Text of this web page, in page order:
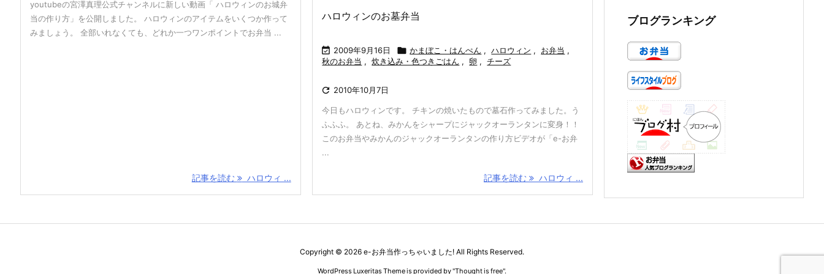
youtubeの宮澤真理公式チャンネルに新しい動画「 ハロウィンのお城弁
当の作り方」を公開しました。 ハロウィンのアイテムをいくつか作って
みましょう。 全部いれなくても、どれか一つワンポイントでお弁当 ...
記事を読む ハロウィ ...
ハロウィンのお墓弁当
 2009年9月16日  かまぼこ・はんぺん , ハロウィン , お弁当 ,
秋のお弁当 , 炊き込み・色つきごはん , 卵 , チーズ
 2010年10月7日
今日もハロウィンです。 チキンの焼いたもので墓石作ってみました。う
ふふふ。 あとね、みかんをシャープにジャックオーランタンに変身！！
このお弁当やみかんのジャックオーランタンの作り方ビデオが「e-お弁
...
記事を読む ハロウィ ...
ブログランキング
Copyright © 2026 e-お弁当作っちゃいました! All Rights Reserved.
WordPress Luxeritas Theme is provided by "Thought is free".